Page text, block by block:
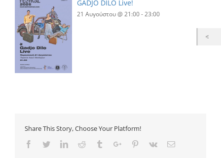
GADJO DILO Live!
21 Αυγούστου @ 21:00-23:00
Share This Story, Choose Your Platform!
Facebook
TwitterLinkedinReddit TumblrGoogle+Pinterest
Vk Email